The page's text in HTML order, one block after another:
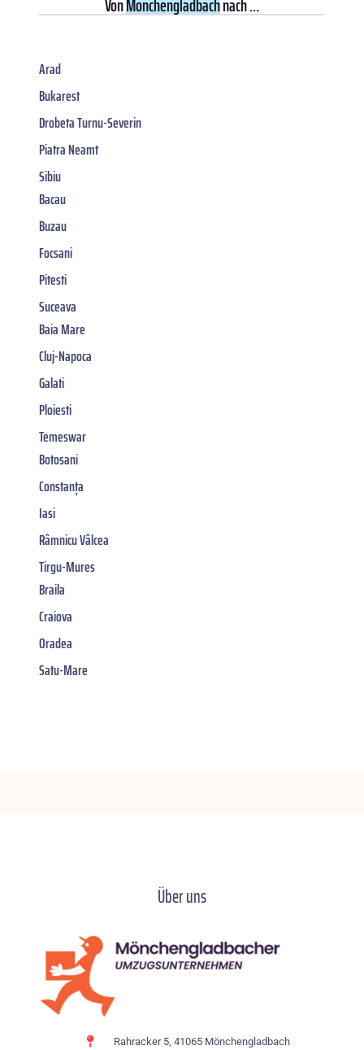
Arad
Bukarest
Drobeta Turnu-Severin
Piatra Neamt
Sibiu
Bacau
Buzau
Focsani
Pitesti
Suceava
Baia Mare
Cluj-Napoca
Galati
Ploiesti
Temeswar
Botosani
Constanța
Iasi
Râmnicu Vâlcea
Tirgu-Mures
Braila
Craiova
Oradea
Satu-Mare
Über uns
Rahracker 5, 41065 Mönchengladbach